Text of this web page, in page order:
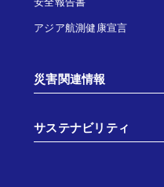
アジア航測健康宣言
災害関連情報
サステナビリティ